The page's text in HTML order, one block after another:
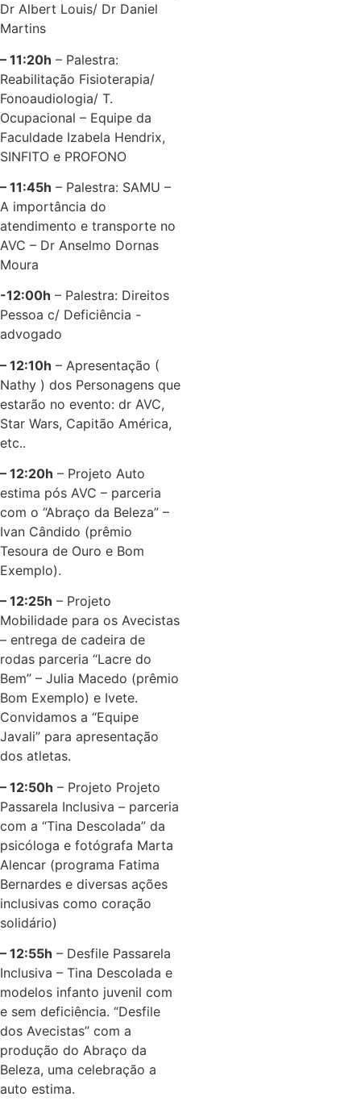
Dr Albert Louis/ Dr Daniel
Martins
– 11:20h – Palestra:
Reabilitação Fisioterapia/
Fonoaudiologia/ T.
Ocupacional – Equipe da
Faculdade Izabela Hendrix,
SINFITO e PROFONO
– 11:45h – Palestra: SAMU –
A importância do
atendimento e transporte no
AVC – Dr Anselmo Dornas
Moura
-12:00h – Palestra: Direitos
Pessoa c/ Deficiência -
advogado
– 12:10h – Apresentação (
Nathy ) dos Personagens que
estarão no evento: dr AVC,
Star Wars, Capitão América,
etc..
– 12:20h – Projeto Auto
estima pós AVC – parceria
com o “Abraço da Beleza” –
Ivan Cândido (prêmio
Tesoura de Ouro e Bom
Exemplo).
– 12:25h – Projeto
Mobilidade para os Avecistas
– entrega de cadeira de
rodas parceria “Lacre do
Bem” – Julia Macedo (prêmio
Bom Exemplo) e Ivete.
Convidamos a “Equipe
Javali” para apresentação
dos atletas.
– 12:50h – Projeto Projeto
Passarela Inclusiva – parceria
com a “Tina Descolada” da
psicóloga e fotógrafa Marta
Alencar (programa Fatima
Bernardes e diversas ações
inclusivas como coração
solidário)
– 12:55h – Desfile Passarela
Inclusiva – Tina Descolada e
modelos infanto juvenil com
e sem deficiência. “Desfile
dos Avecistas” com a
produção do Abraço da
Beleza, uma celebração a
auto estima.